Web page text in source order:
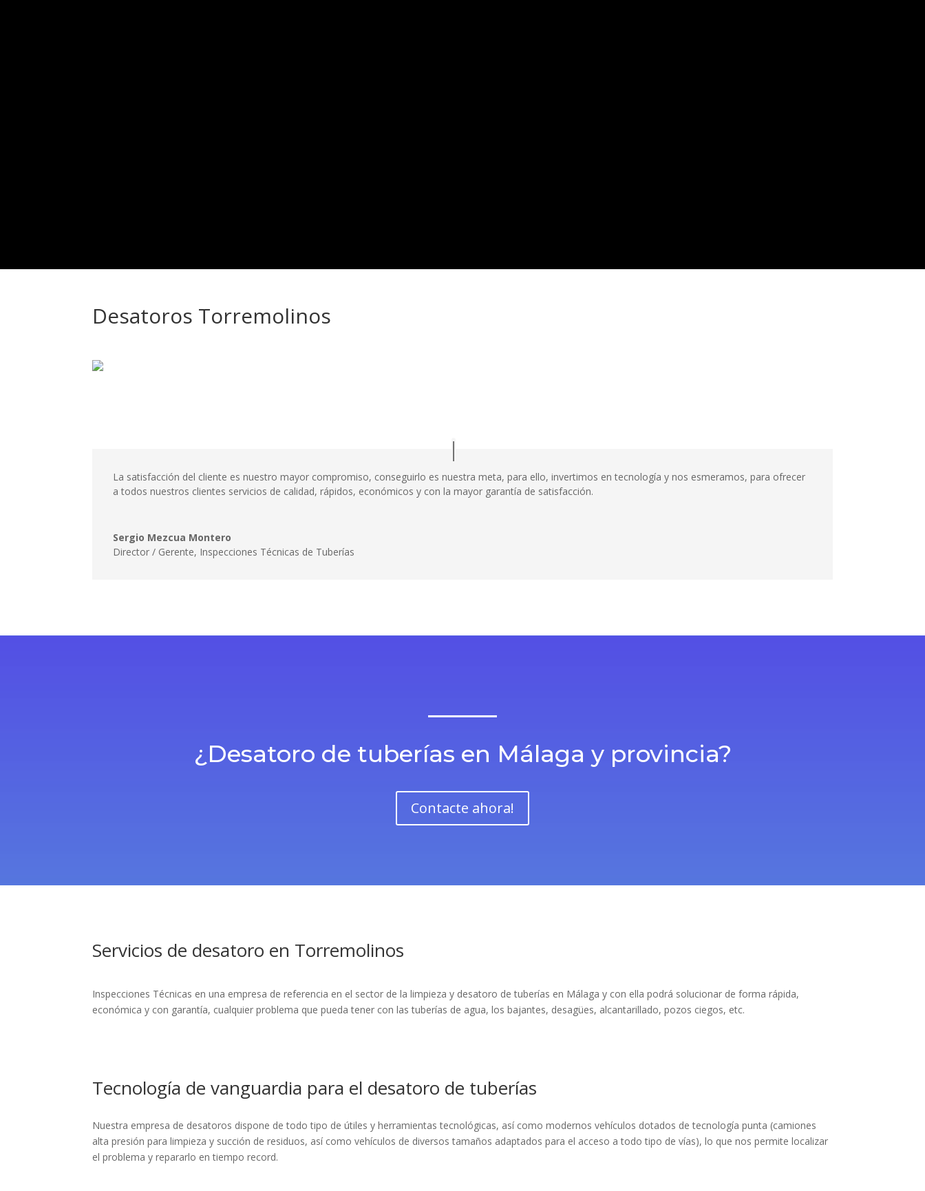
Desatoros Torremolinos
La satisfacción del cliente es nuestro mayor compromiso, conseguirlo es nuestra meta, para ello, invertimos en tecnología y nos esmeramos, para ofrecer
a todos nuestros clientes servicios de calidad, rápidos, económicos y con la mayor garantía de satisfacción.
Sergio Mezcua Montero
Director / Gerente, Inspecciones Técnicas de Tuberías
¿Desatoro de tuberías en Málaga y provincia?
Contacte ahora!
Servicios de desatoro en Torremolinos
Inspecciones Técnicas en una empresa de referencia en el sector de la limpieza y desatoro de tuberías en Málaga y con ella podrá solucionar de forma rápida,
económica y con garantía, cualquier problema que pueda tener con las tuberías de agua, los bajantes, desagües, alcantarillado, pozos ciegos, etc.
Tecnología de vanguardia para el desatoro de tuberías
Nuestra empresa de desatoros dispone de todo tipo de útiles y herramientas tecnológicas, así como modernos vehículos dotados de tecnología punta (camiones
alta presión para limpieza y succión de residuos, así como vehículos de diversos tamaños adaptados para el acceso a todo tipo de vías), lo que nos permite localizar
el problema y repararlo en tiempo record.